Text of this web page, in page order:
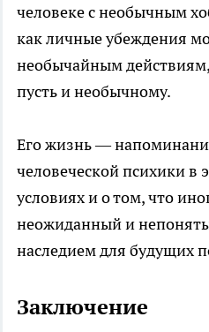
человеке с необычным
как личные убеждения
необычайным
пусть и необычному.
Его жизнь —
человеческой психики в
условиях и о том, что
неожиданный и
наследием для будущих
Заключение